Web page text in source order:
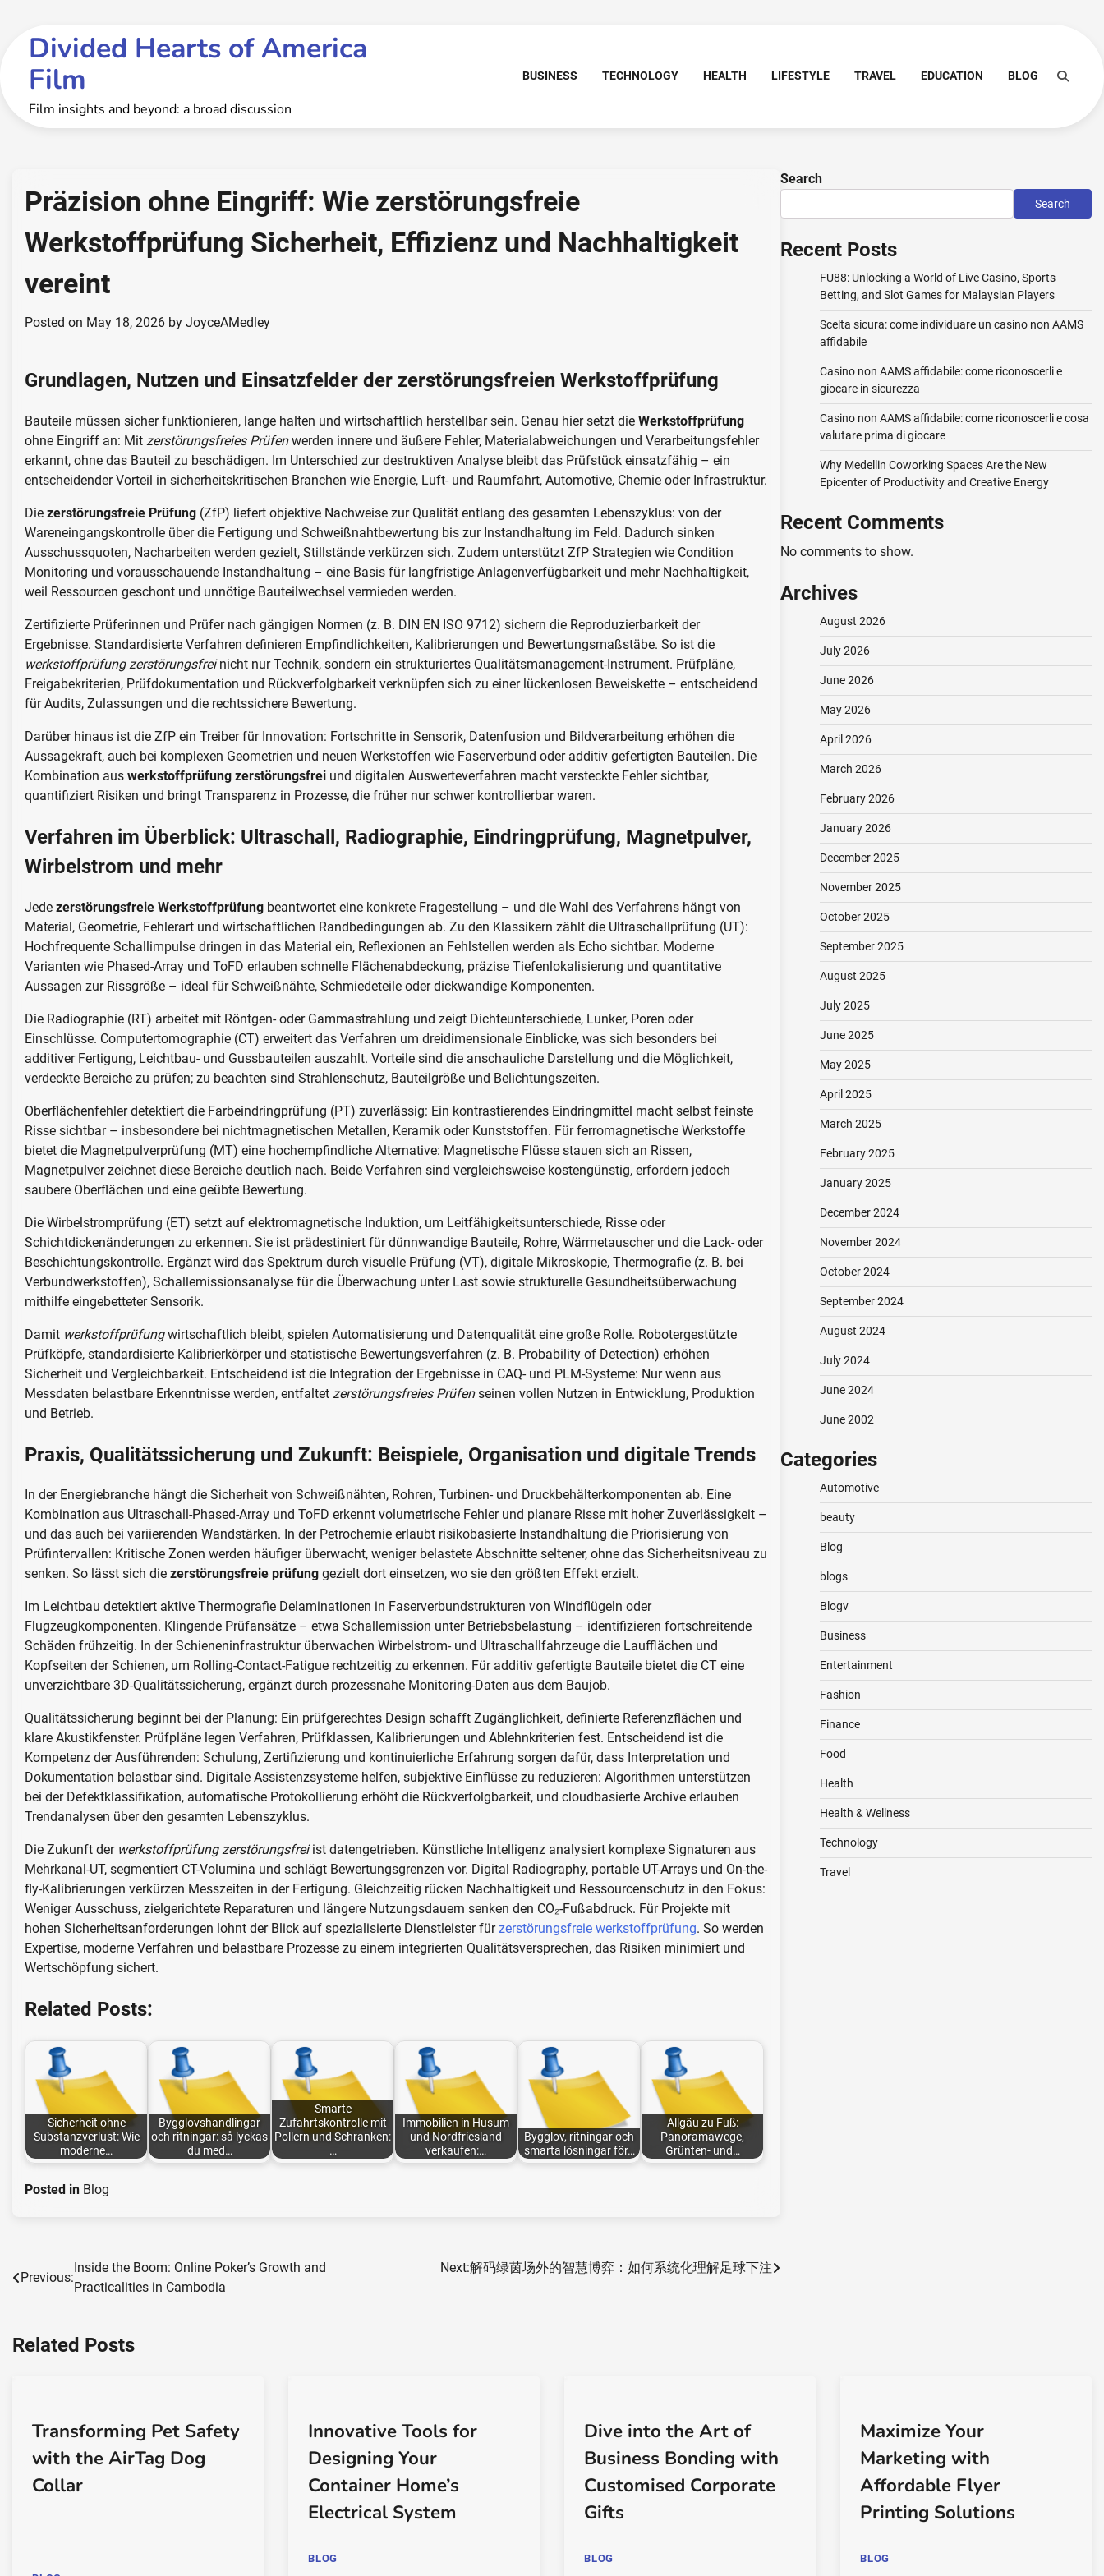
contentDivided Hearts of America
Film
Film insights and beyond: a broad discussion
BUSINESS TECHNOLOGY HEALTH LIFESTYLE TRAVEL EDUCATION BLOG
Präzision ohne Eingriff: Wie zerstörungsfreie
Werkstoffprüfung Sicherheit, Effizienz und Nachhaltigkeit
vereint
Posted on May 18, 2026 by JoyceAMedley
Grundlagen, Nutzen und Einsatzfelder der zerstörungsfreien Werkstoffprüfung
Bauteile müssen sicher funktionieren, lange halten und wirtschaftlich herstellbar sein. Genau hier setzt die Werkstoffprüfung
ohne Eingriff an: Mit zerstörungsfreies Prüfenwerden innere und äußere Fehler, Materialabweichungen und Verarbeitungsfehler
erkannt, ohne das Bauteil zu beschädigen. Im Unterschied zur destruktiven Analyse bleibt das Prüfstück einsatzfähig – ein
entscheidender Vorteil in sicherheitskritischen Branchen wie Energie, Luft- und Raumfahrt, Automotive, Chemie oder Infrastruktur.
Die zerstörungsfreie Prüfung (ZfP) liefert objektive Nachweise zur Qualität entlang des gesamten Lebenszyklus: von der
Wareneingangskontrolle über die Fertigung und Schweißnahtbewertung bis zur Instandhaltung im Feld. Dadurch sinken
Ausschussquoten, Nacharbeiten werden gezielt, Stillstände verkürzen sich. Zudem unterstützt ZfP Strategien wie Condition
Monitoring und vorausschauende Instandhaltung – eine Basis für langfristige Anlagenverfügbarkeit und mehr Nachhaltigkeit,
weil Ressourcen geschont und unnötige Bauteilwechsel vermieden werden.
Zertifizierte Prüferinnen und Prüfer nach gängigen Normen (z. B. DIN EN ISO 9712) sichern die Reproduzierbarkeit der
Ergebnisse. Standardisierte Verfahren definieren Empfindlichkeiten, Kalibrierungen und Bewertungsmaßstäbe. So ist die
werkstoffprüfung zerstörungsfreinicht nur Technik, sondern ein strukturiertes Qualitätsmanagement-Instrument. Prüfpläne,
Freigabekriterien, Prüfdokumentation und Rückverfolgbarkeit verknüpfen sich zu einer lückenlosen Beweiskette – entscheidend
für Audits, Zulassungen und die rechtssichere Bewertung.
Darüber hinaus ist die ZfP ein Treiber für Innovation: Fortschritte in Sensorik, Datenfusion und Bildverarbeitung erhöhen die
Aussagekraft, auch bei komplexen Geometrien und neuen Werkstoffen wie Faserverbund oder additiv gefertigten Bauteilen. Die
Kombination aus werkstoffprüfung zerstörungsfrei und digitalen Auswerteverfahren macht versteckte Fehler sichtbar,
quantifiziert Risiken und bringt Transparenz in Prozesse, die früher nur schwer kontrollierbar waren.
Verfahren im Überblick: Ultraschall, Radiographie, Eindringprüfung, Magnetpulver,
Wirbelstrom und mehr
Jede zerstörungsfreie Werkstoffprüfung beantwortet eine konkrete Fragestellung – und die Wahl des Verfahrens hängt von
Material, Geometrie, Fehlerart und wirtschaftlichen Randbedingungen ab. Zu den Klassikern zählt die Ultraschallprüfung (UT):
Hochfrequente Schallimpulse dringen in das Material ein, Reflexionen an Fehlstellen werden als Echo sichtbar. Moderne
Varianten wie Phased-Array und ToFD erlauben schnelle Flächenabdeckung, präzise Tiefenlokalisierung und quantitative
Aussagen zur Rissgröße – ideal für Schweißnähte, Schmiedeteile oder dickwandige Komponenten.
Die Radiographie (RT) arbeitet mit Röntgen- oder Gammastrahlung und zeigt Dichteunterschiede, Lunker, Poren oder
Einschlüsse. Computertomographie (CT) erweitert das Verfahren um dreidimensionale Einblicke, was sich besonders bei
additiver Fertigung, Leichtbau- und Gussbauteilen auszahlt. Vorteile sind die anschauliche Darstellung und die Möglichkeit,
verdeckte Bereiche zu prüfen; zu beachten sind Strahlenschutz, Bauteilgröße und Belichtungszeiten.
Oberflächenfehler detektiert die Farbeindringprüfung (PT) zuverlässig: Ein kontrastierendes Eindringmittel macht selbst feinste
Risse sichtbar – insbesondere bei nichtmagnetischen Metallen, Keramik oder Kunststoffen. Für ferromagnetische Werkstoffe
bietet die Magnetpulverprüfung (MT) eine hochempfindliche Alternative: Magnetische Flüsse stauen sich an Rissen,
Magnetpulver zeichnet diese Bereiche deutlich nach. Beide Verfahren sind vergleichsweise kostengünstig, erfordern jedoch
saubere Oberflächen und eine geübte Bewertung.
Die Wirbelstromprüfung (ET) setzt auf elektromagnetische Induktion, um Leitfähigkeitsunterschiede, Risse oder
Schichtdickenänderungen zu erkennen. Sie ist prädestiniert für dünnwandige Bauteile, Rohre, Wärmetauscher und die Lack- oder
Beschichtungskontrolle. Ergänzt wird das Spektrum durch visuelle Prüfung (VT), digitale Mikroskopie, Thermografie (z. B. bei
Verbundwerkstoffen), Schallemissionsanalyse für die Überwachung unter Last sowie strukturelle Gesundheitsüberwachung
mithilfe eingebetteter Sensorik.
Damit werkstoffprüfungwirtschaftlich bleibt, spielen Automatisierung und Datenqualität eine große Rolle. Robotergestützte
Prüfköpfe, standardisierte Kalibrierkörper und statistische Bewertungsverfahren (z. B. Probability of Detection) erhöhen
Sicherheit und Vergleichbarkeit. Entscheidend ist die Integration der Ergebnisse in CAQ- und PLM-Systeme: Nur wenn aus
Messdaten belastbare Erkenntnisse werden, entfaltet zerstörungsfreies Prüfenseinen vollen Nutzen in Entwicklung, Produktion
und Betrieb.
Praxis, Qualitätssicherung und Zukunft: Beispiele, Organisation und digitale Trends
In der Energiebranche hängt die Sicherheit von Schweißnähten, Rohren, Turbinen- und Druckbehälterkomponenten ab. Eine
Kombination aus Ultraschall-Phased-Array und ToFD erkennt volumetrische Fehler und planare Risse mit hoher Zuverlässigkeit –
und das auch bei variierenden Wandstärken. In der Petrochemie erlaubt risikobasierte Instandhaltung die Priorisierung von
Prüfintervallen: Kritische Zonen werden häufiger überwacht, weniger belastete Abschnitte seltener, ohne das Sicherheitsniveau zu
senken. So lässt sich die zerstörungsfreie prüfung gezielt dort einsetzen, wo sie den größten Effekt erzielt.
Im Leichtbau detektiert aktive Thermografie Delaminationen in Faserverbundstrukturen von Windflügeln oder
Flugzeugkomponenten. Klingende Prüfansätze – etwa Schallemission unter Betriebsbelastung – identifizieren fortschreitende
Schäden frühzeitig. In der Schieneninfrastruktur überwachen Wirbelstrom- und Ultraschallfahrzeuge die Laufflächen und
Kopfseiten der Schienen, um Rolling-Contact-Fatigue rechtzeitig zu erkennen. Für additiv gefertigte Bauteile bietet die CT eine
unverzichtbare 3D-Qualitätssicherung, ergänzt durch prozessnahe Monitoring-Daten aus dem Baujob.
Qualitätssicherung beginnt bei der Planung: Ein prüfgerechtes Design schafft Zugänglichkeit, definierte Referenzflächen und
klare Akustikfenster. Prüfpläne legen Verfahren, Prüfklassen, Kalibrierungen und Ablehnkriterien fest. Entscheidend ist die
Kompetenz der Ausführenden: Schulung, Zertifizierung und kontinuierliche Erfahrung sorgen dafür, dass Interpretation und
Dokumentation belastbar sind. Digitale Assistenzsysteme helfen, subjektive Einflüsse zu reduzieren: Algorithmen unterstützen
bei der Defektklassifikation, automatische Protokollierung erhöht die Rückverfolgbarkeit, und cloudbasierte Archive erlauben
Trendanalysen über den gesamten Lebenszyklus.
Die Zukunft der werkstoffprüfung zerstörungsfreiist datengetrieben. Künstliche Intelligenz analysiert komplexe Signaturen aus
Mehrkanal-UT, segmentiert CT-Volumina und schlägt Bewertungsgrenzen vor. Digital Radiography, portable UT-Arrays und On-the-
fly-Kalibrierungen verkürzen Messzeiten in der Fertigung. Gleichzeitig rücken Nachhaltigkeit und Ressourcenschutz in den Fokus:
Weniger Ausschuss, zielgerichtete Reparaturen und längere Nutzungsdauern senken den CO₂-Fußabdruck. Für Projekte mit
hohen Sicherheitsanforderungen lohnt der Blick auf spezialisierte Dienstleister fürzerstörungsfreie werkstoffprüfung. So werden
Expertise, moderne Verfahren und belastbare Prozesse zu einem integrierten Qualitätsversprechen, das Risiken minimiert und
Wertschöpfung sichert.
Related Posts:
Sicherheit ohne
Substanzverlust: Wie
moderne…
Bygglovshandlingar
och ritningar: så lyckas
du med…
Smarte
Zufahrtskontrolle mit
Pollern und Schranken:
…
Immobilien in Husum
und Nordfriesland
verkaufen:…
Bygglov, ritningar och
smarta lösningar för…
Allgäu zu Fuß:
Panoramawege,
Grünten- und…
Posted in Blog
Post
Previous:
Inside the Boom: Online Poker’s Growth and
Practicalities in Cambodia
Next:解码绿茵场外的智慧博弈：如何系统化理解足球下注
Search
Search
Recent Posts
FU88: Unlocking a World of Live Casino, Sports
Betting, and Slot Games for Malaysian Players
Scelta sicura: come individuare un casino non AAMS
affidabile
Casino non AAMS affidabile: come riconoscerli e
giocare in sicurezza
Casino non AAMS affidabile: come riconoscerli e cosa
valutare prima di giocare
Why Medellin Coworking Spaces Are the New
Epicenter of Productivity and Creative Energy
Recent Comments
No comments to show.
Archives
August 2026
July 2026
June 2026
May 2026
April 2026
March 2026
February 2026
January 2026
December 2025
November 2025
October 2025
September 2025
August 2025
July 2025
June 2025
May 2025
April 2025
March 2025
February 2025
January 2025
December 2024
November 2024
October 2024
September 2024
August 2024
July 2024
June 2024
June 2002
Categories
Automotive
beauty
Blog
blogs
Blogv
Business
Entertainment
Fashion
Finance
Food
Health
Health & Wellness
Technology
Travel
Related Posts
Transforming Pet Safety
with the AirTag Dog
Collar
Innovative Tools for
Designing Your
Container Home’s
Electrical System
BLOG
Dive into the Art of
Business Bonding with
Customised Corporate
Gifts
BLOG
Maximize Your
Marketing with
Affordable Flyer
Printing Solutions
BLOG